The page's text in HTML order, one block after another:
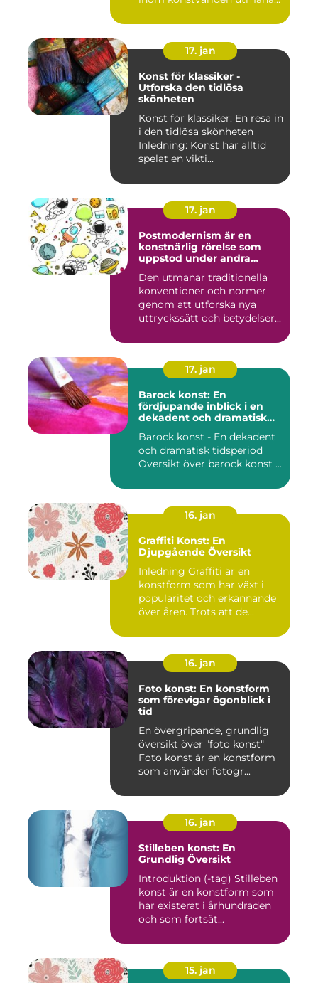
17. jan
Konst för klassiker -
Utforska den tidlösa
skönheten
Konst för klassiker: En resa in
i den tidlösa skönheten
Inledning: Konst har alltid
spelat en vikti...
17. jan
Postmodernism är en
konstnärlig rörelse som
uppstod under andra
fortsätter att påverka
samtida konstvärlden
Den utmanar traditionella
konventioner och normer
genom att utforska nya
uttryckssätt och betydelser...
17. jan
Barock konst: En
fördjupande inblick i en
dekadent och dramatisk
Barock konst - En dekadent
och dramatisk tidsperiod
Översikt över barock konst ...
16. jan
Graffiti Konst: En
Djupgående Översikt
Inledning Graffiti är en
konstform som har växt i
popularitet och erkännande
över åren. Trots att de...
16. jan
Foto konst: En konstform
som förevigar ögonblick i
tid
En övergripande, grundlig
översikt över "foto konst"
Foto konst är en konstform
som använder fotogr...
16. jan
Stilleben konst: En
Grundlig Översikt
Introduktion (-tag) Stilleben
konst är en konstform som
har existerat i århundraden
och som fortsät...
15. jan